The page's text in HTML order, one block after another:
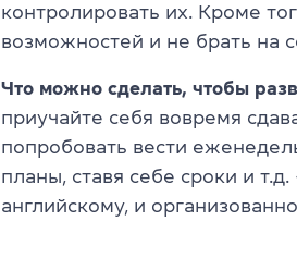
контролировать их. Кроме
возможностей и не брать на
Что можно сделать, чтобы
приучайте себя вовремя
попробовать вести
планы, ставя себе сроки и
английскому, и